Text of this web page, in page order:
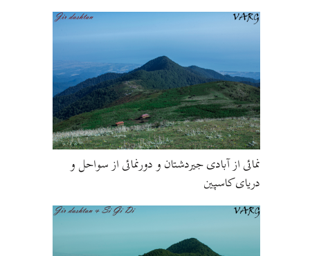
نمائی از آبادی جیردشتان و دورنمائی از سواحل و
دریای کاسپین